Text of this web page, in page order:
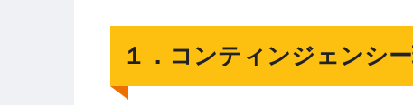
１．コンティンジェンシ